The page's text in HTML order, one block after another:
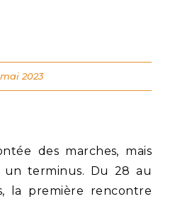
des marches, mais
un terminus. Du 28 au
la première rencontre
2023